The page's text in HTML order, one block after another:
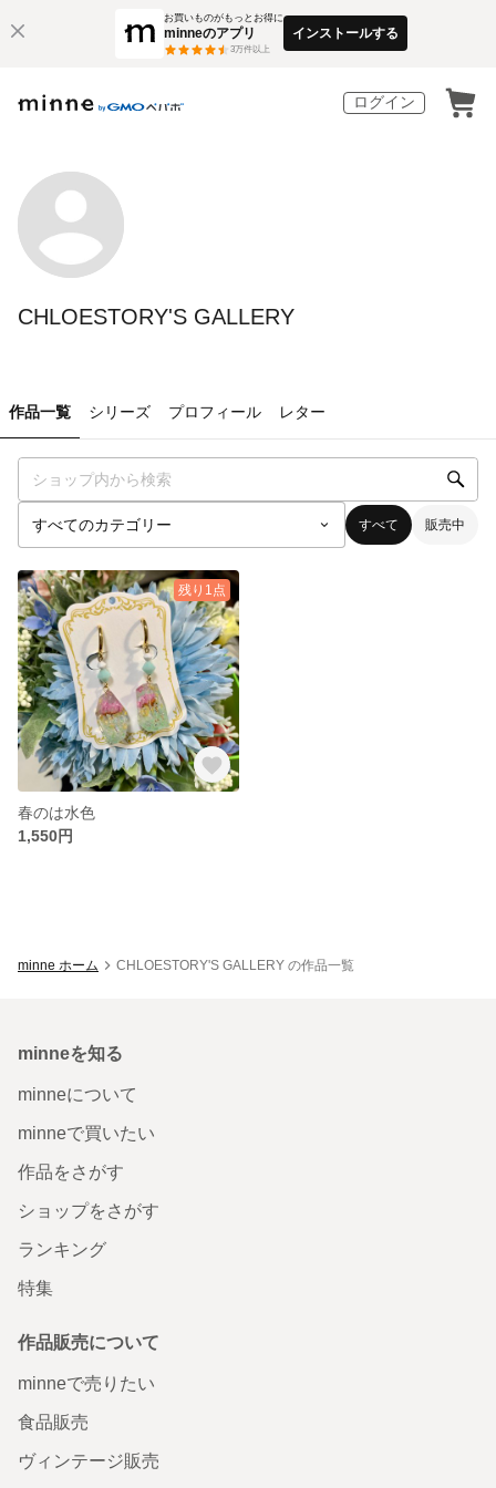
お買いものがもっとお得に
minneのアプリ
3万件以上
インストールする
ログイン
CHLOESTORY'S GALLERY
作品一覧 シリーズ プロフィール レター
すべて 販売中
残り1点
春のは水色
1,550円
minne ホーム CHLOESTORY'S GALLERY の作品一覧
minneを知る
minneについて
minneで買いたい
作品をさがす
ショップをさがす
ランキング
特集
作品販売について
minneで売りたい
食品販売
ヴィンテージ販売